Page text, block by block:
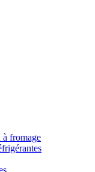
à fromage